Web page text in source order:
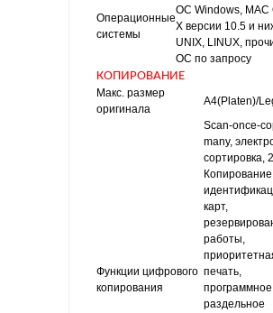
Операционные
системы
ОС Windows, MAC
X версии 10.5 и
UNIX, LINUX,
ОС по запросу
КОПИРОВАНИЕ
Макс. размер
оригинала
A4(Platen)/
Функции цифрового
копирования
Scan-once-
many,
сортировка,
Копирование
карт,
работы,
печать,
раздельное